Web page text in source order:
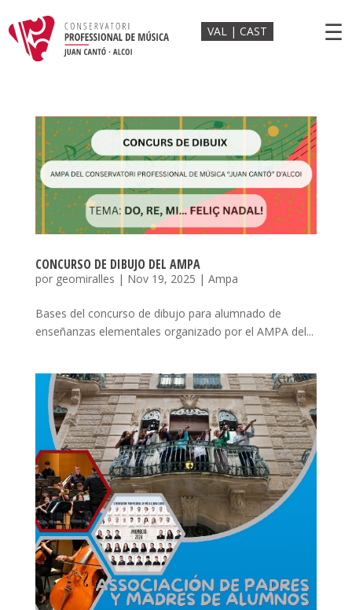
VAL CAST ☰
CONCURSO DE DIBUJO DEL AMPA
por geomiralles | Nov 19, 2025 | Ampa
Bases del concurso de dibujo para alumnado de
enseñanzas elementales organizado por el AMPA del...